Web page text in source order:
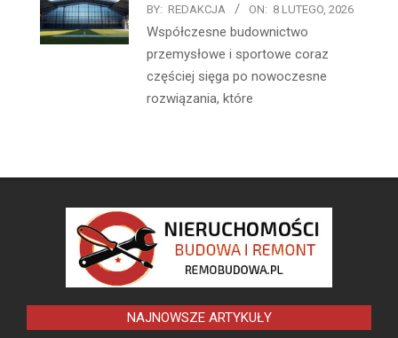
BY: REDAKCJA ON: 8 LUTEGO, 2026
Współczesne budownictwo
przemysłowe i sportowe coraz
częściej sięga po nowoczesne
rozwiązania, które
NAJNOWSZE ARTYKUŁY